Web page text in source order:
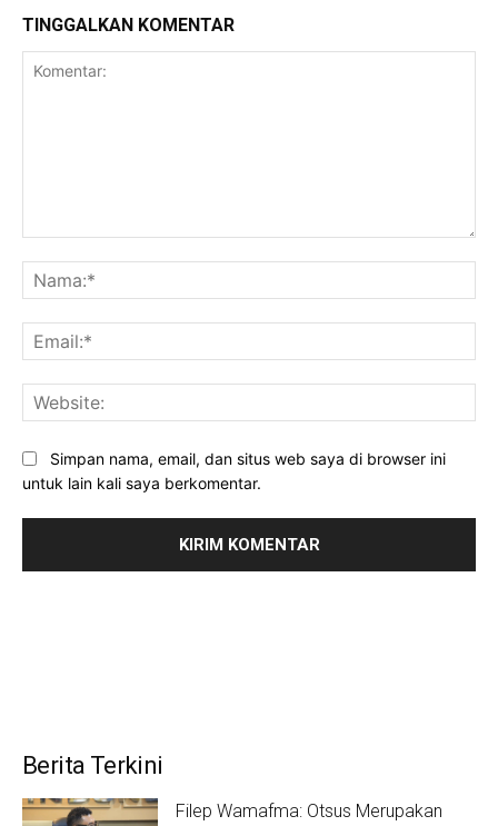
TINGGALKAN KOMENTAR
Simpan nama, email, dan situs web saya di browser ini
untuk lain kali saya berkomentar.
Berita Terkini
Filep Wamafma: Otsus Merupakan